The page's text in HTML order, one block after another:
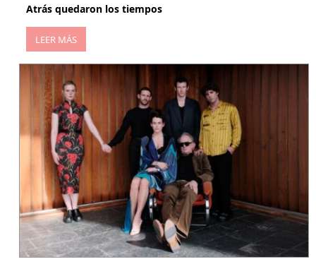
Atrás quedaron los tiempos
LEER MÁS